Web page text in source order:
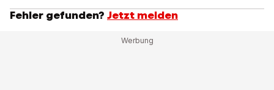
Fehler gefunden? Jetzt melden